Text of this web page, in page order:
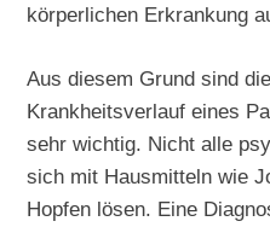
körperlichen Erkrankung
Aus diesem Grund sind
Krankheitsverlauf eines
sehr wichtig. Nicht alle
sich mit Hausmitteln wie
Hopfen lösen. Eine